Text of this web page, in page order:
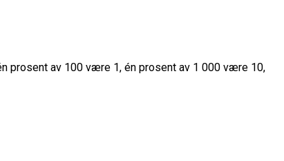
prosent av 100 være 1, én prosent av 1 000 være 10,